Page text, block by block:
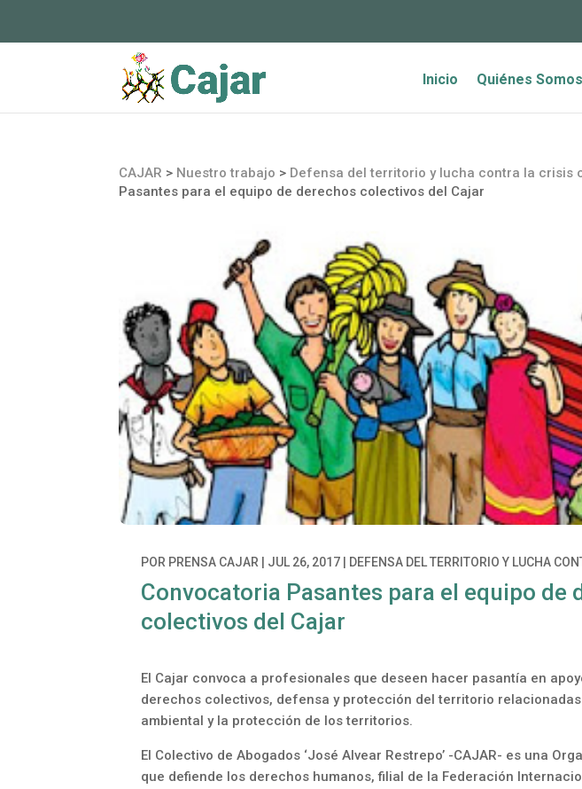
Inicio Quiénes Somos
CAJAR > Nuestro trabajo > Defensa del territorio y lucha contra la crisis
Pasantes para el equipo de derechos colectivos del Cajar
POR PRENSA CAJAR JUL 26, 2017 DEFENSA DEL TERRITORIO Y LUCHA
Convocatoria Pasantes para el equipo de
colectivos del Cajar
El Cajar convoca a profesionales que deseen hacer pasantía en
derechos colectivos, defensa y protección del territorio
ambiental y la protección de los territorios.
El Colectivo de Abogados ‘José Alvear Restrepo’ -CAJAR- es una
que defiende los derechos humanos, filial de la Federación